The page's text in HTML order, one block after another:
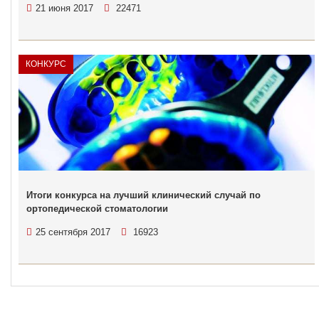
21 июня 2017 22471
КОНКУРС
Итоги конкурса на лучший клинический случай по
ортопедической стоматологии
25 сентября 2017 16923